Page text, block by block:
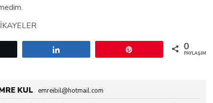
0
PAYLAŞIMLAR
KUL
emreibil@hotmail.com